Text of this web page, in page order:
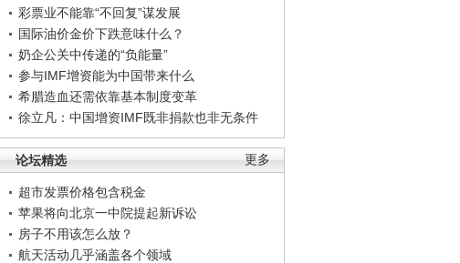
彩票业不能靠“不回复”谋发展
国际油价金价下跌意味什么？
奶企公关中传递的“负能量”
参与IMF增资能为中国带来什么
希腊造血还需依靠基本制度变革
徐立凡：中国增资IMF既非捐款也非无条件
更多
论坛精选
超市发票价格包含税金
苹果将向北京一中院提起新诉讼
房子不用该怎么放？
航天活动几乎涵盖各个领域